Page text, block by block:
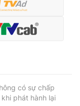
có sự chấp
phát hành lại